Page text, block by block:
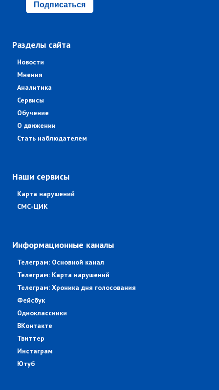
Подписаться
Разделы сайта
Новости
Мнения
Аналитика
Сервисы
Обучение
О движении
Стать наблюдателем
Наши сервисы
Карта нарушений
СМС-ЦИК
Информационные каналы
Телеграм: Основной канал
Телеграм: Карта нарушений
Телеграм: Хроника дня голосования
Фейсбук
Одноклассники
ВКонтакте
Твиттер
Инстаграм
Ютуб